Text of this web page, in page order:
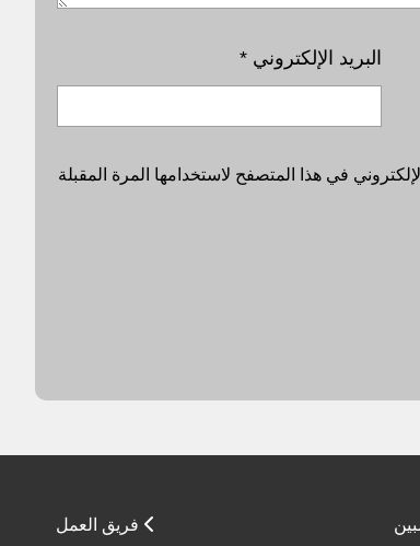
البريد الإلكتروني *
في هذا المتصفح لاستخدامها المرة المقبلة
فريق العمل